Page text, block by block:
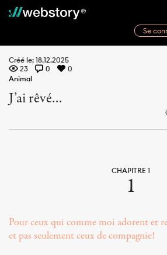
Se
Créé le: 18.12.2025
23
0
0
Animal
J’ai rêvé…
CHAPITRE 1
1
Pour ceux qui comme moi adorent et
et pas seulement ceux de compagnie!